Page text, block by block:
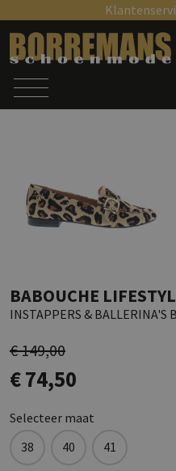
BABOUCHE
INSTAPPERS & BALLERINA'S
€ 149,00
€ 74,50
Selecteer maat
38
40 41